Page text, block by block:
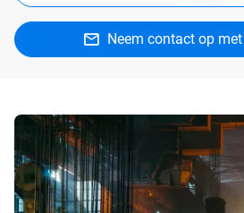
Neem contact op